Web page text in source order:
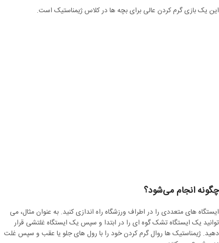
این یک بازی گرم کردن عالی برای بچه ها در کلاس ژیمناستیک است.
چگونه انجام می‌شود؟
ایستگاه های متعددی را در اطراف ورزشگاه راه اندازی کنید. به عنوان مثال، می
توانید یک ایستگاه تشک گوه ای را در ابتدا و سپس یک ایستگاه غلتشی قرار
دهید. ژیمناستیک ها روال گرم کردن خود را با رول های جلو یا عقب و سپس غلت